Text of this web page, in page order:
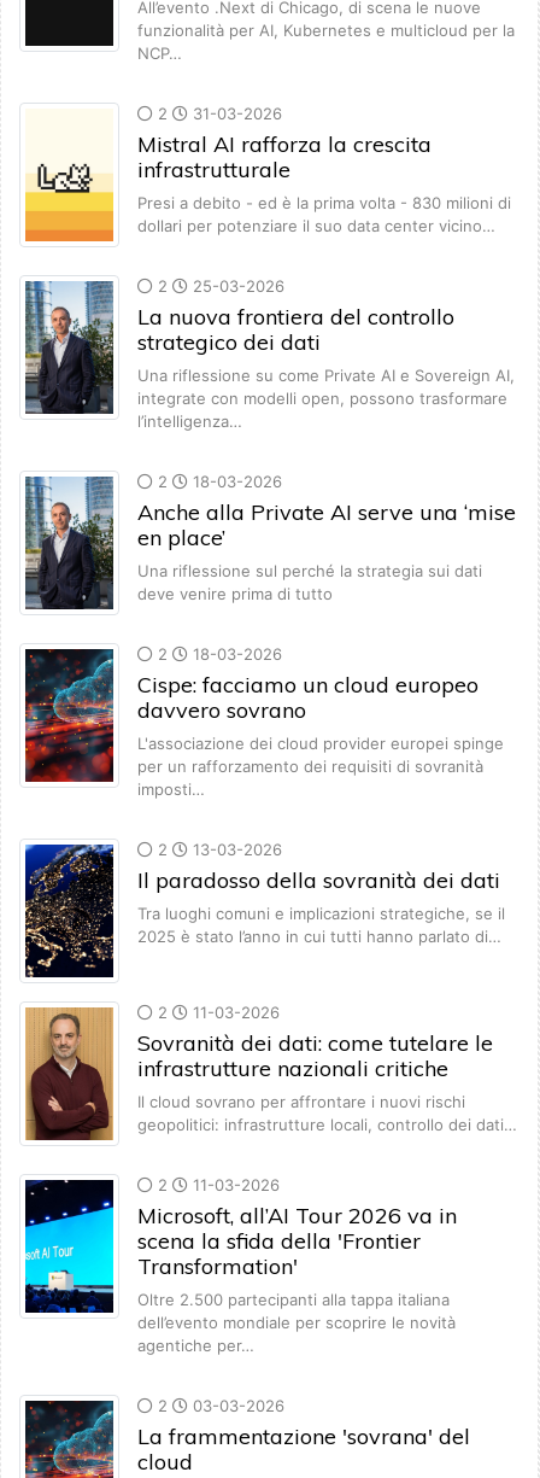
All’evento .Next di Chicago, di scena le nuove
funzionalità per AI, Kubernetes e multicloud per la
NCP…
2 31-03-2026
Mistral AI rafforza la crescita
infrastrutturale
Presi a debito - ed è la prima volta - 830 milioni di
dollari per potenziare il suo data center vicino…
2 25-03-2026
La nuova frontiera del controllo
strategico dei dati
Una riflessione su come Private AI e Sovereign AI,
integrate con modelli open, possono trasformare
l’intelligenza…
2 18-03-2026
Anche alla Private AI serve una ‘mise
en place’
Una riflessione sul perché la strategia sui dati
deve venire prima di tutto
2 18-03-2026
Cispe: facciamo un cloud europeo
davvero sovrano
L'associazione dei cloud provider europei spinge
per un rafforzamento dei requisiti di sovranità
imposti…
2 13-03-2026
Il paradosso della sovranità dei dati
Tra luoghi comuni e implicazioni strategiche, se il
2025 è stato l’anno in cui tutti hanno parlato di…
2 11-03-2026
Sovranità dei dati: come tutelare le
infrastrutture nazionali critiche
Il cloud sovrano per affrontare i nuovi rischi
geopolitici: infrastrutture locali, controllo dei dati…
2 11-03-2026
Microsoft, all’AI Tour 2026 va in
scena la sfida della 'Frontier
Transformation'
Oltre 2.500 partecipanti alla tappa italiana
dell’evento mondiale per scoprire le novità
agentiche per…
2 03-03-2026
La frammentazione 'sovrana' del
cloud